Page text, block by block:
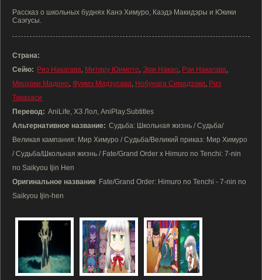
Рассказ о школьных буднях Канэ Химуро, Каэдэ Макидэры и Юкики
Саэгусы.
Страна:
Сейю: Риэ Накагава, Митиру Юимото, Эри Накао, Рэи Накагава,
Мицуаки Мадоно, Фумиэ Мидзусава, Нобунага Симадзаки, Риэ
Такахаси
Перевод: AniLife, ХЗ Лол, AniPlay.Subtitles
Альтернативное название: Судьба: Школьная жизнь / Судьба/
Великая кампания: Мир Химуро / Судьба/Великий приказ: Мир Химуро
/ Судьба/Школьная жизнь / Fate/Grand Order x Himuro no Tenchi: 7-nin
no Saikyou Ijin Hen
Оригинальное название Fate/Grand Order: Himuro no Tenchi - 7-nin no
Saikyou Ijin-hen